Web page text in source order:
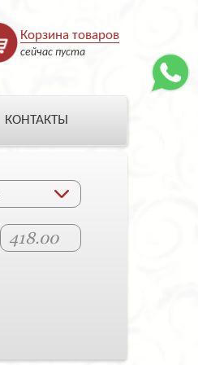
Корзина товаров
сейчас пуста
КОНТАКТЫ